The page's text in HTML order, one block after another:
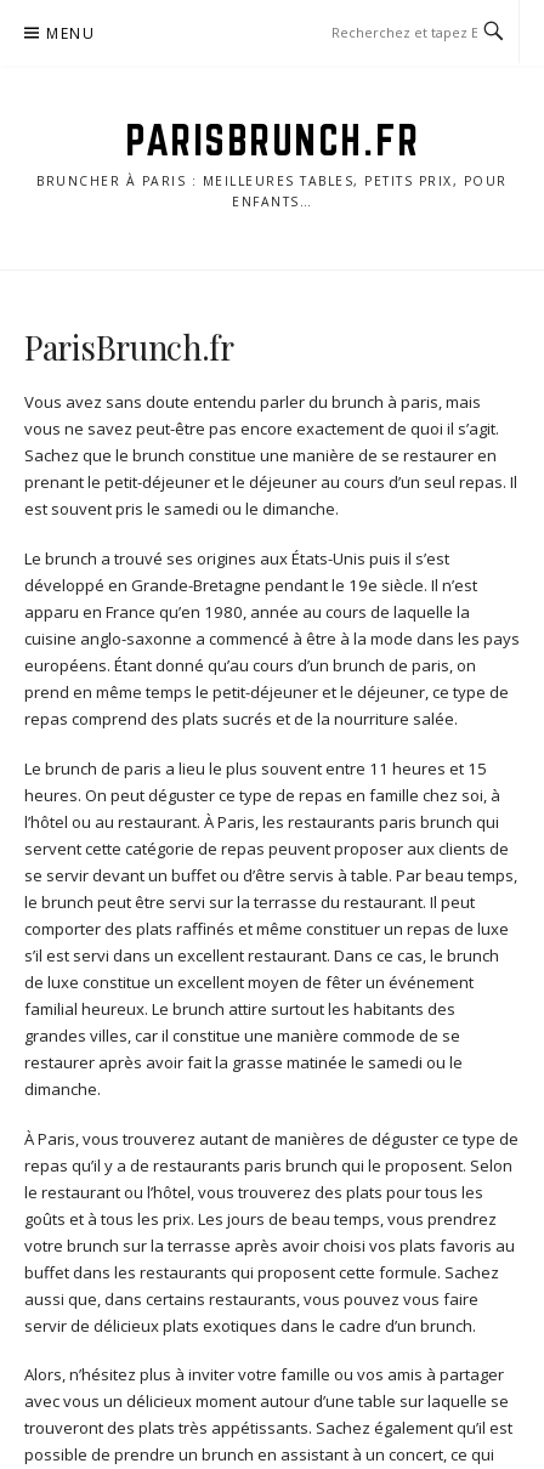
MENU
PARISBRUNCH.FR
BRUNCHER À PARIS : MEILLEURES TABLES, PETITS PRIX, POUR
ENFANTS…
ParisBrunch.fr
Vous avez sans doute entendu parler du brunch à paris, mais
vous ne savez peut-être pas encore exactement de quoi il s’agit.
Sachez que le brunch constitue une manière de se restaurer en
prenant le petit-déjeuner et le déjeuner au cours d’un seul repas. Il
est souvent pris le samedi ou le dimanche.
Le brunch a trouvé ses origines aux États-Unis puis il s’est
développé en Grande-Bretagne pendant le 19e siècle. Il n’est
apparu en France qu’en 1980, année au cours de laquelle la
cuisine anglo-saxonne a commencé à être à la mode dans les pays
européens. Étant donné qu’au cours d’un brunch de paris, on
prend en même temps le petit-déjeuner et le déjeuner, ce type de
repas comprend des plats sucrés et de la nourriture salée.
Le brunch de paris a lieu le plus souvent entre 11 heures et 15
heures. On peut déguster ce type de repas en famille chez soi, à
l’hôtel ou au restaurant. À Paris, les restaurants paris brunch qui
servent cette catégorie de repas peuvent proposer aux clients de
se servir devant un buffet ou d’être servis à table. Par beau temps,
le brunch peut être servi sur la terrasse du restaurant. Il peut
comporter des plats raffinés et même constituer un repas de luxe
s’il est servi dans un excellent restaurant. Dans ce cas, le brunch
de luxe constitue un excellent moyen de fêter un événement
familial heureux. Le brunch attire surtout les habitants des
grandes villes, car il constitue une manière commode de se
restaurer après avoir fait la grasse matinée le samedi ou le
dimanche.
À Paris, vous trouverez autant de manières de déguster ce type de
repas qu’il y a de restaurants paris brunch qui le proposent. Selon
le restaurant ou l’hôtel, vous trouverez des plats pour tous les
goûts et à tous les prix. Les jours de beau temps, vous prendrez
votre brunch sur la terrasse après avoir choisi vos plats favoris au
buffet dans les restaurants qui proposent cette formule. Sachez
aussi que, dans certains restaurants, vous pouvez vous faire
servir de délicieux plats exotiques dans le cadre d’un brunch.
Alors, n’hésitez plus à inviter votre famille ou vos amis à partager
avec vous un délicieux moment autour d’une table sur laquelle se
trouveront des plats très appétissants. Sachez également qu’il est
possible de prendre un brunch en assistant à un concert, ce qui